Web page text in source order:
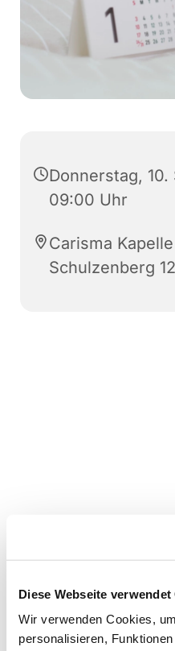
Diese Webseite verwendet
Wir verwenden Cookies,
personalisieren,
Donnerstag,
09:00 Uhr
Carisma
Schulzenberg